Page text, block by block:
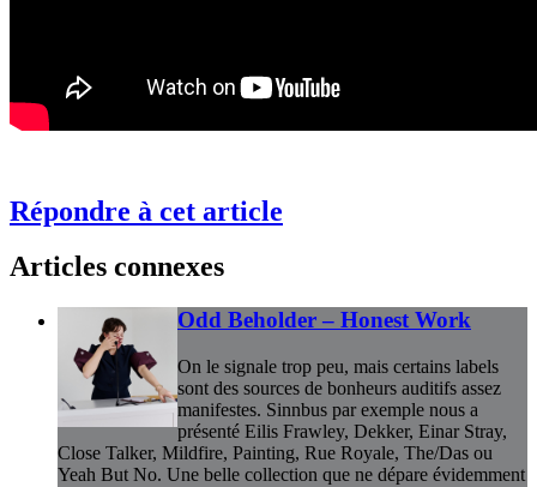
Répondre à cet article
Articles connexes
Odd Beholder – Honest Work
On le signale trop peu, mais certains labels
sont des sources de bonheurs auditifs assez
manifestes. Sinnbus par exemple nous a
présenté Eilis Frawley, Dekker, Einar Stray,
Close Talker, Mildfire, Painting, Rue Royale, The/Das ou
Yeah But No. Une belle collection que ne dépare évidemment